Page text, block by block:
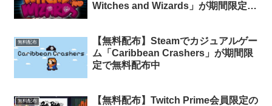
Witches and Wizards」が期間限定で
無料配布
【無料配布】Steamでカジュアルゲー
ム「Caribbean Crashers」が期間限
定で無料配布中
無料配布
【無料配布】Twitch Prime会員限定の